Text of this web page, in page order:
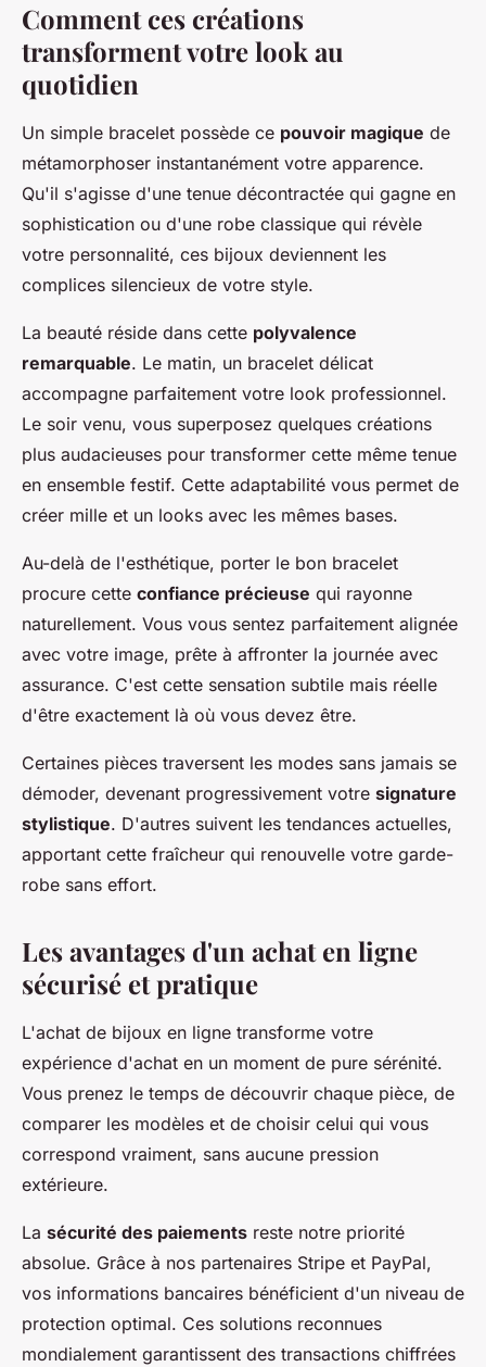
Comment ces créations
transforment votre look au
quotidien
Un simple bracelet possède ce pouvoir magique de
métamorphoser instantanément votre apparence.
Qu'il s'agisse d'une tenue décontractée qui gagne en
sophistication ou d'une robe classique qui révèle
votre personnalité, ces bijoux deviennent les
complices silencieux de votre style.
La beauté réside dans cette polyvalence
remarquable. Le matin, un bracelet délicat
accompagne parfaitement votre look professionnel.
Le soir venu, vous superposez quelques créations
plus audacieuses pour transformer cette même tenue
en ensemble festif. Cette adaptabilité vous permet de
créer mille et un looks avec les mêmes bases.
Au-delà de l'esthétique, porter le bon bracelet
procure cette confiance précieuse qui rayonne
naturellement. Vous vous sentez parfaitement alignée
avec votre image, prête à affronter la journée avec
assurance. C'est cette sensation subtile mais réelle
d'être exactement là où vous devez être.
Certaines pièces traversent les modes sans jamais se
démoder, devenant progressivement votre signature
stylistique. D'autres suivent les tendances actuelles,
apportant cette fraîcheur qui renouvelle votre garde-
robe sans effort.
Les avantages d'un achat en ligne
sécurisé et pratique
L'achat de bijoux en ligne transforme votre
expérience d'achat en un moment de pure sérénité.
Vous prenez le temps de découvrir chaque pièce, de
comparer les modèles et de choisir celui qui vous
correspond vraiment, sans aucune pression
extérieure.
La sécurité des paiements reste notre priorité
absolue. Grâce à nos partenaires Stripe et PayPal,
vos informations bancaires bénéficient d'un niveau de
protection optimal. Ces solutions reconnues
mondialement garantissent des transactions chiffrées